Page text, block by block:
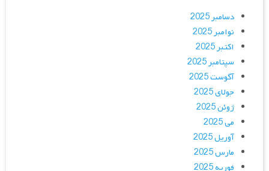
دسامبر 2025
نوامبر 2025
اکتبر 2025
سپتامبر 2025
آگوست 2025
جولای 2025
ژوئن 2025
می 2025
آوریل 2025
مارس 2025
فوریه 2025